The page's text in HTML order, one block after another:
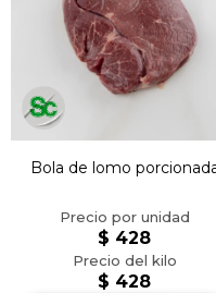
Bola de lomo
$ 428
$ 428